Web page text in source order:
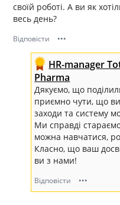
своїй роботі. А ви як
весь день?
Відповісти •••
HR-manager
Pharma
Дякуємо, що
приємно чути, що ви
заходи та систему
Ми справді
можна навчатися,
Класно, що ваш
ви з нами!
Відповісти •••